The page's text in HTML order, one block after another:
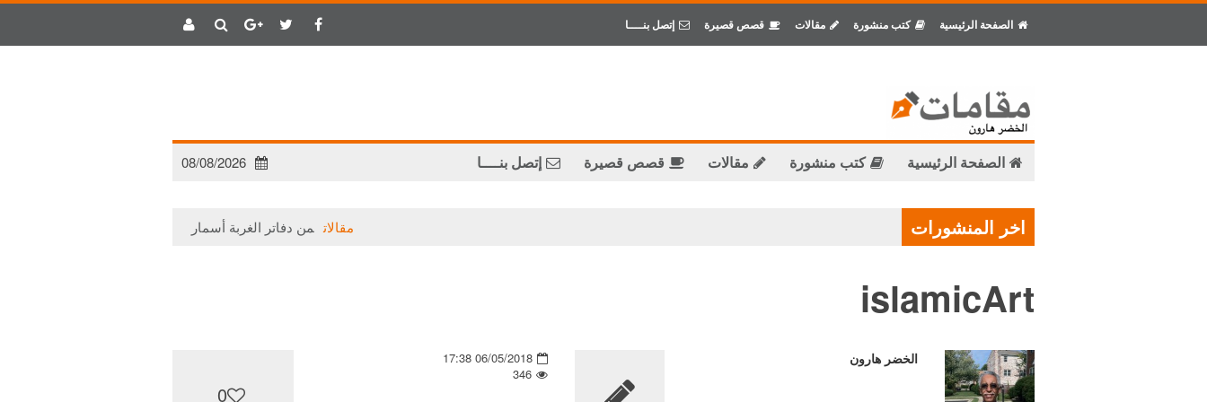
الصفحة الرئيسية كتب منشورة مقالات قصص قصيرة إتصل بنــــا
الصفحة الرئيسية كتب منشورة مقالات قصص قصيرة إتصل بنــــا 08/08/2026
اخر المنشورات مقالات من دفاتر الغربة أسمار (1)
islamicArt
الخضر هارون
06/05/2018 17:38
346
0